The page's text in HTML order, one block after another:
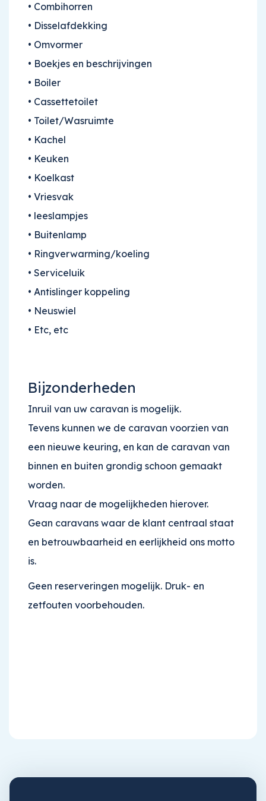
CARAVAN VERKOPEN
CONTACT
• Combihorren
• Disselafdekking
• Omvormer
• Boekjes en beschrijvingen
• Boiler
• Cassettetoilet
• Toilet/Wasruimte
• Kachel
• Keuken
• Koelkast
• Vriesvak
• leeslampjes
• Buitenlamp
• Ringverwarming/koeling
• Serviceluik
• Antislinger koppeling
• Neuswiel
• Etc, etc
Bijzonderheden
Inruil van uw caravan is mogelijk.
Tevens kunnen we de caravan voorzien van
een nieuwe keuring, en kan de caravan van
binnen en buiten grondig schoon gemaakt
worden.
Vraag naar de mogelijkheden hierover.
Gean caravans waar de klant centraal staat
en betrouwbaarheid en eerlijkheid ons motto
is.
Geen reserveringen mogelijk. Druk- en
zetfouten voorbehouden.